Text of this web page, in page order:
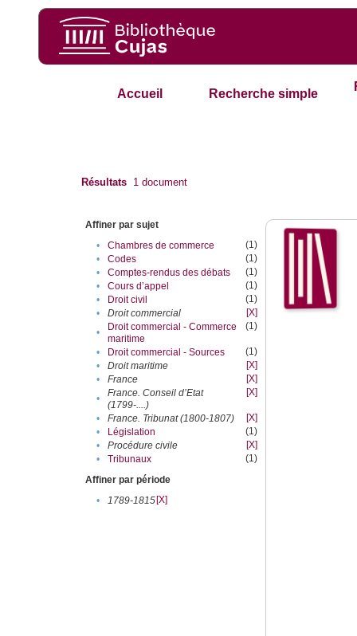
Accueil Recherche simple
Résultats 1 document
Affiner par sujet
•
Chambres de commerce
(1)
•
Codes
(1)
•
Comptes-rendus des débats
(1)
•
Cours d’appel
(1)
•
Droit civil
(1)
•
Droit commercial
[X]
•
Droit commercial - Commerce
maritime
(1)
• Droit commercial - Sources
(1)
•
Droit maritime
[X]
•
France
[X]
•
France. Conseil d’Etat
(1799-....)
[X]
• France. Tribunat (1800-1807)
[X]
•
Législation
(1)
•
Procédure civile
[X]
•
Tribunaux
(1)
Affiner par période
•
1789-1815[X]